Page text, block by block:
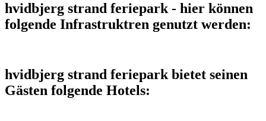
hvidbjerg strand feriepark - hier können
folgende Infrastruktren genutzt werden:
hvidbjerg strand feriepark bietet seinen
Gästen folgende Hotels: